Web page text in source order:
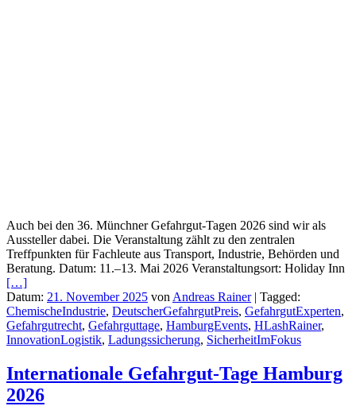
Auch bei den 36. Münchner Gefahrgut-Tagen 2026 sind wir als
Aussteller dabei. Die Veranstaltung zählt zu den zentralen
Treffpunkten für Fachleute aus Transport, Industrie, Behörden und
Beratung. Datum: 11.–13. Mai 2026 Veranstaltungsort: Holiday Inn
[…]
Datum: 21. November 2025 von Andreas Rainer| Tagged:
ChemischeIndustrie, DeutscherGefahrgutPreis, GefahrgutExperten,
Gefahrgutrecht, Gefahrguttage, HamburgEvents, HLashRainer,
InnovationLogistik, Ladungssicherung, SicherheitImFokus
Internationale Gefahrgut-Tage Hamburg
2026